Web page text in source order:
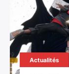
Actualités
Rechercher